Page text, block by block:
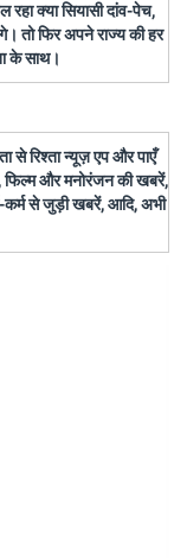
क्या सियासी दांव-पेच,
तो फिर अपने राज्य की हर
के साथ।
रिश्ता न्यूज़ एप और पाएँ
फिल्म और मनोरंजन की खबरें,
से जुड़ी खबरें, आदि, अभी